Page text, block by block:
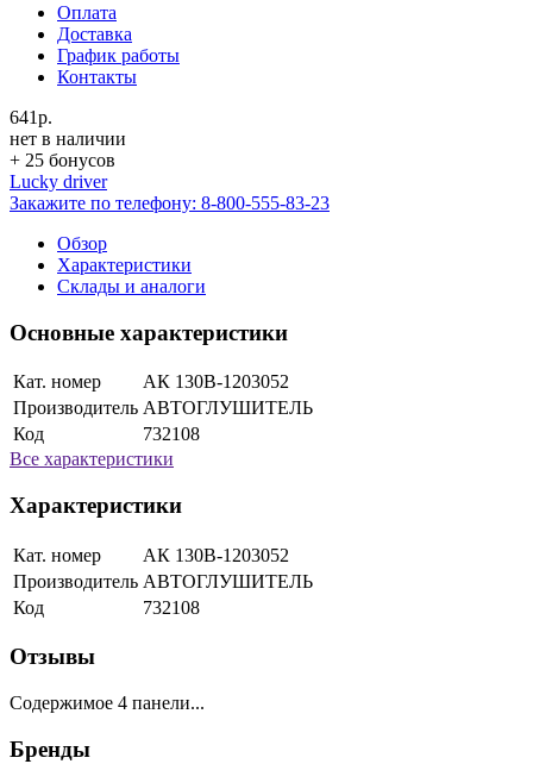
Оплата
Доставка
График работы
Контакты
641р.
нет в наличии
+ 25 бонусов
Lucky driver
Закажите по телефону: 8-800-555-83-23
Обзор
Характеристики
Склады и аналоги
Основные характеристики
Кат. номер
АК 130В-1203052
Производитель АВТОГЛУШИТЕЛЬ
Код
732108
Все характеристики
Характеристики
Кат. номер
АК 130В-1203052
Производитель АВТОГЛУШИТЕЛЬ
Код
732108
Отзывы
Содержимое 4 панели...
Бренды